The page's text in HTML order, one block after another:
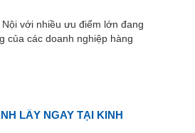
với nhiều ưu điểm lớn đang
của các doanh nghiệp hàng
LẤY NGAY TẠI KINH